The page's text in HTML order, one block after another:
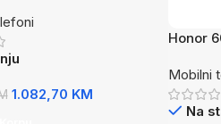
1.082,70 KM
Honor
Mobilni
Na